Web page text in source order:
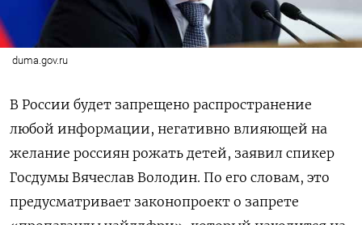
duma.gov.ru
В России будет запрещено распространение
любой информации, негативно влияющей на
желание россиян рожать детей, заявил спикер
Госдумы Вячеслав Володин. По его словам, это
предусматривает законопроект о запрете